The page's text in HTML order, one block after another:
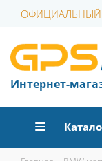
ОФИЦИАЛЬНЫЙ
Интернет-